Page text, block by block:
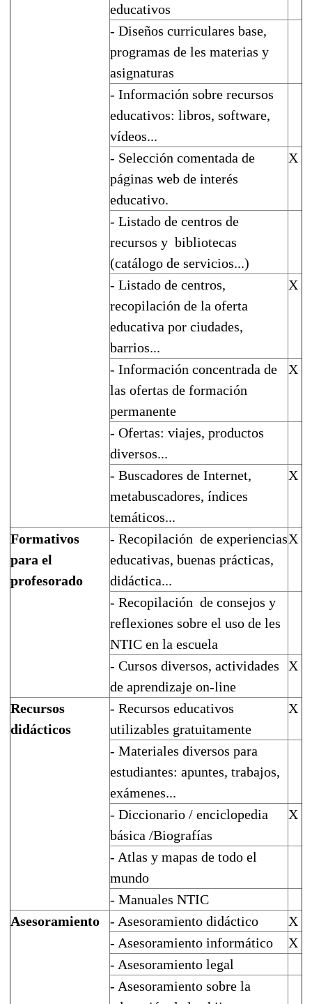
educativos
- Diseños curriculares base,
programas de les materias y
asignaturas
- Información sobre recursos
educativos: libros, software,
vídeos...
- Selección comentada de
páginas web de interés
educativo.
X
- Listado de centros de
recursos y bibliotecas
(catálogo de servicios...)
- Listado de centros,
recopilación de la oferta
educativa por ciudades,
barrios...
X
- Información concentrada de
las ofertas de formación
permanente
X
- Ofertas: viajes, productos
diversos...
- Buscadores de Internet,
metabuscadores, índices
temáticos...
X
Formativos
para el
profesorado
- Recopilación de experiencias
educativas, buenas prácticas,
didáctica...
X
- Recopilación de consejos y
reflexiones sobre el uso de les
NTIC en la escuela
- Cursos diversos, actividades
de aprendizaje on-line
X
Recursos
didácticos
- Recursos educativos
utilizables gratuitamente
X
- Materiales diversos para
estudiantes: apuntes, trabajos,
exámenes...
- Diccionario / enciclopedia
básica /Biografías
X
- Atlas y mapas de todo el
mundo
- Manuales NTIC
Asesoramiento
- Asesoramiento didáctico
X
- Asesoramiento informático
X
- Asesoramiento legal
- Asesoramiento sobre la